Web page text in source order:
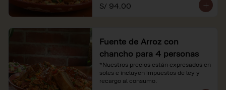
*Nuestros precios están expresados en
S/ 94.00
Fuente de Arroz con
chancho para 4 personas
*Nuestros precios están expresados en
soles e incluyen impuestos de ley y
recargo al consumo.